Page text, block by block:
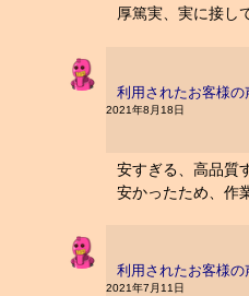
厚篤実、実に接し
利用されたお客様の
2021年8月18日
安すぎる、高品質
安かったため、作
利用されたお客様の
2021年7月11日